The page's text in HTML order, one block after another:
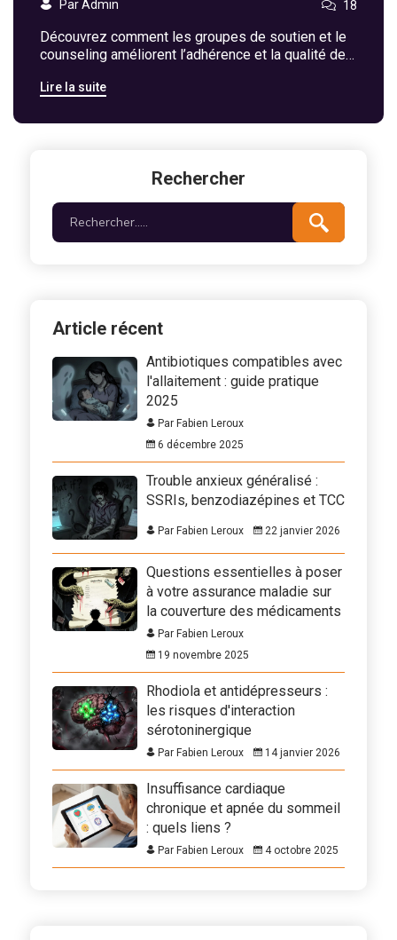
Par Admin 18
Découvrez comment les groupes de soutien et le
counseling améliorent l’adhérence et la qualité de
fibrose pulmonaire idiopathique.
Lire la suite
Rechercher
Article récent
Antibiotiques compatibles avec
l'allaitement : guide pratique
2025
Par Fabien Leroux
6 décembre 2025
Trouble anxieux généralisé :
SSRIs, benzodiazépines et TCC
Par Fabien Leroux 22 janvier 2026
Questions essentielles à poser
à votre assurance maladie sur
la couverture des médicaments
Par Fabien Leroux
19 novembre 2025
Rhodiola et antidépresseurs :
les risques d'interaction
sérotoninergique
Par Fabien Leroux 14 janvier 2026
Insuffisance cardiaque
chronique et apnée du sommeil
: quels liens ?
Par Fabien Leroux 4 octobre 2025